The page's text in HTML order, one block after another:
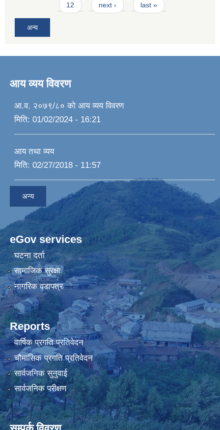
12 next › last »
अन्य
आय व्यय विवरण
आ.व. २०७९/८० को आय व्यय विवरण
मिति: 01/02/2024 - 16:21
आय तथा व्यय
मिति: 02/27/2018 - 11:57
अन्य
eGov services
घटना दर्ता
सामाजिक सुरक्षा
नागरिक वडापत्र
Reports
वार्षिक प्रगति प्रतिवेदन
चौमासिक प्रगति प्रतिवेदन
सार्वजनिक सुनुवाई
सार्वजनिक परीक्षण